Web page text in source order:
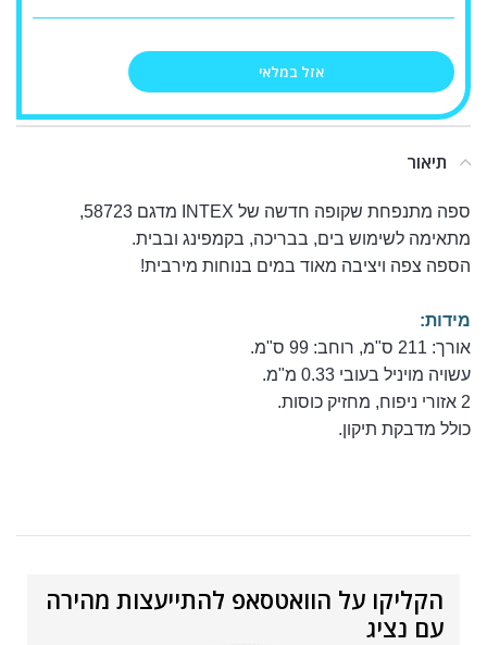
אזל במלאי
תיאור
ספה מתנפחת שקופה חדשה של INTEX מדגם 58723,
מתאימה לשימוש בים, בבריכה, בקמפינג ובבית.
הספה צפה ויציבה מאוד במים בנוחות מירבית!
מידות:
אורך: 211 ס"מ, רוחב: 99 ס"מ.
עשויה מויניל בעובי 0.33 מ"מ.
2 אזורי ניפוח, מחזיק כוסות.
כולל מדבקת תיקון.
הקליקו על הוואטסאפ להתייעצות מהירה
עם נציג